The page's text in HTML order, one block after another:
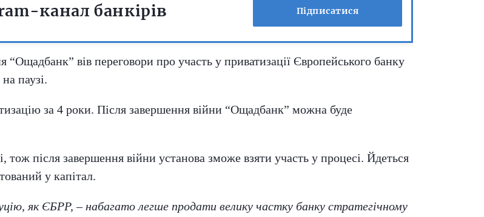
канал банкірів Підписатися
вів переговори про участь у приватизації Європейського банку
паузі.
за 4 роки. Після завершення війни “Ощадбанк” можна буде
тож після завершення війни установа зможе взяти участь у процесі. Йдеться
у капітал.
як ЄБРР, – набагато легше продати велику частку банку стратегічному